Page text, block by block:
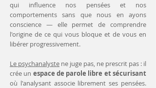
qui influence nos pensées et nos
comportements sans que nous en ayons
conscience — elle permet de comprendre
l'origine de ce qui vous bloque et de vous en
libérer progressivement.
Le psychanalyste ne juge pas, ne prescrit pas : il
crée un espace de parole libre et sécurisant
où l'analysant associe librement ses pensées.